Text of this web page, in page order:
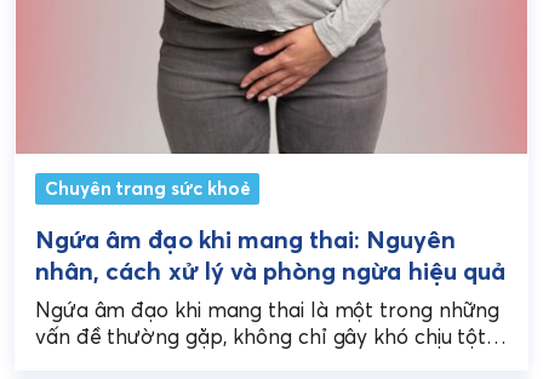
Chuyên trang sức khoẻ
Ngứa âm đạo khi mang thai: Nguyên
nhân, cách xử lý và phòng ngừa hiệu quả
Ngứa âm đạo khi mang thai là một trong những
vấn đề thường gặp, không chỉ gây khó chịu tột